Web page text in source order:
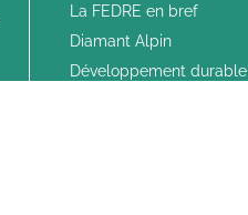
La FEDRE en bref
Diamant Alpin
Développement durable